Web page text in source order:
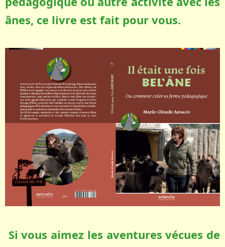
ânes, ce livre est fait pour vous.
Si vous aimez les aventures vécues de